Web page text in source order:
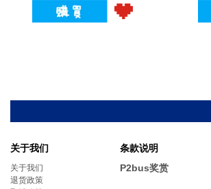
关于我们
关于我们
退货政策
条款说明
P2bus奖赏